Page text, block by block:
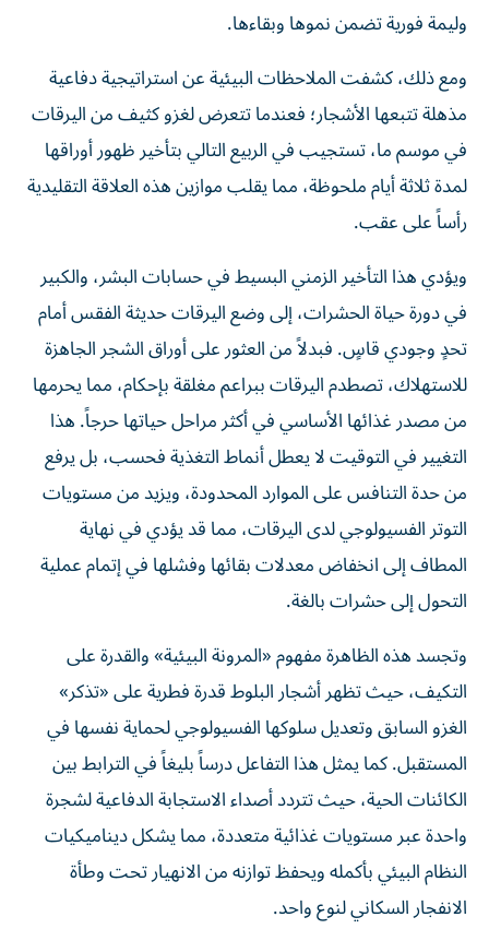
وليمة فورية تضمن نموها وبقاءها.
ومع ذلك، كشفت الملاحظات البيئية عن استراتيجية دفاعية
مذهلة تتبعها الأشجار؛ فعندما تتعرض لغزو كثيف من اليرقات
في موسم ما، تستجيب في الربيع التالي بتأخير ظهور أوراقها
لمدة ثلاثة أيام ملحوظة، مما يقلب موازين هذه العلاقة التقليدية
رأساً على عقب.
ويؤدي هذا التأخير الزمني البسيط في حسابات البشر، والكبير
في دورة حياة الحشرات، إلى وضع اليرقات حديثة الفقس أمام
تحدٍ وجودي قاسٍ. فبدلاً من العثور على أوراق الشجر الجاهزة
للاستهلاك، تصطدم اليرقات ببراعم مغلقة بإحكام، مما يحرمها
من مصدر غذائها الأساسي في أكثر مراحل حياتها حرجاً. هذا
التغيير في التوقيت لا يعطل أنماط التغذية فحسب، بل يرفع
من حدة التنافس على الموارد المحدودة، ويزيد من مستويات
التوتر الفسيولوجي لدى اليرقات، مما قد يؤدي في نهاية
المطاف إلى انخفاض معدلات بقائها وفشلها في إتمام عملية
التحول إلى حشرات بالغة.
وتجسد هذه الظاهرة مفهوم «المرونة البيئية» والقدرة على
التكيف، حيث تظهر أشجار البلوط قدرة فطرية على «تذكر»
الغزو السابق وتعديل سلوكها الفسيولوجي لحماية نفسها في
المستقبل. كما يمثل هذا التفاعل درساً بليغاً في الترابط بين
الكائنات الحية، حيث تتردد أصداء الاستجابة الدفاعية لشجرة
واحدة عبر مستويات غذائية متعددة، مما يشكل ديناميكيات
النظام البيئي بأكمله ويحفظ توازنه من الانهيار تحت وطأة
الانفجار السكاني لنوع واحد.